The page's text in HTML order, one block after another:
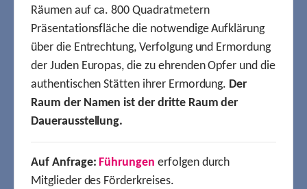
Räumen auf ca. 800 Quadratmetern
Präsentationsfläche die notwendige Aufklärung
über die Entrechtung, Verfolgung und Ermordung
der Juden Europas, die zu ehrenden Opfer und die
authentischen Stätten ihrer Ermordung. Der
Raum der Namen ist der dritte Raum der
Dauerausstellung.
Auf Anfrage: Führungen erfolgen durch
Mitglieder des Förderkreises.